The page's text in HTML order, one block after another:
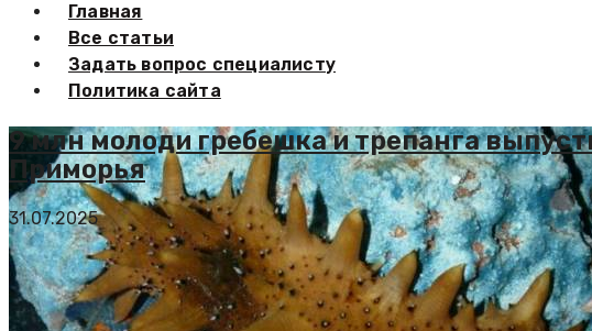
Главная
Все статьи
Задать вопрос специалисту
Политика сайта
9 млн молоди гребешка и трепанга
Приморья
31.07.2025